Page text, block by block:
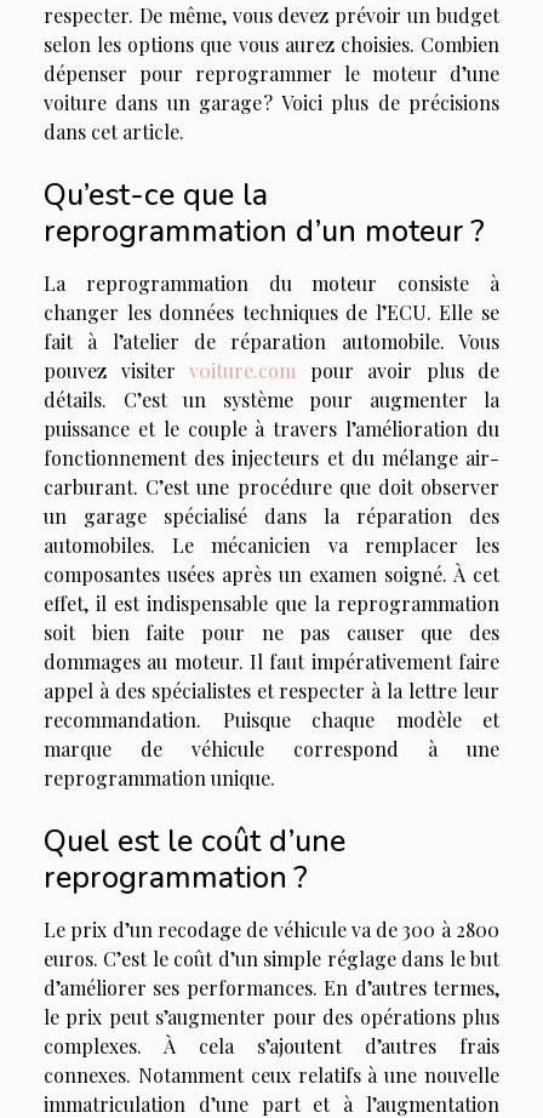
respecter. De même, vous devez prévoir un budget
selon les options que vous aurez choisies. Combien
dépenser pour reprogrammer le moteur d’une
voiture dans un garage ? Voici plus de précisions
dans cet article.
Qu’est-ce que la
reprogrammation d’un moteur ?
La reprogrammation du moteur consiste à
changer les données techniques de l’ECU. Elle se
fait à l’atelier de réparation automobile. Vous
pouvez visiter v0iture.com pour avoir plus de
détails. C’est un système pour augmenter la
puissance et le couple à travers l’amélioration du
fonctionnement des injecteurs et du mélange air-
carburant. C’est une procédure que doit observer
un garage spécialisé dans la réparation des
automobiles. Le mécanicien va remplacer les
composantes usées après un examen soigné. À cet
effet, il est indispensable que la reprogrammation
soit bien faite pour ne pas causer que des
dommages au moteur. Il faut impérativement faire
appel à des spécialistes et respecter à la lettre leur
recommandation. Puisque chaque modèle et
marque de véhicule correspond à une
reprogrammation unique.
Quel est le coût d’une
reprogrammation ?
Le prix d’un recodage de véhicule va de 300 à 2800
euros. C’est le coût d’un simple réglage dans le but
d’améliorer ses performances. En d’autres termes,
le prix peut s’augmenter pour des opérations plus
complexes. À cela s’ajoutent d’autres frais
connexes. Notamment ceux relatifs à une nouvelle
immatriculation d’une part et à l’augmentation